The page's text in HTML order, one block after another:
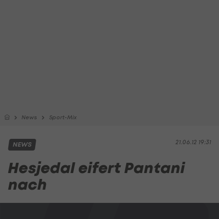
News Sport-Mix
21.06.12 19:31
NEWS
Hesjedal eifert Pantani
nach